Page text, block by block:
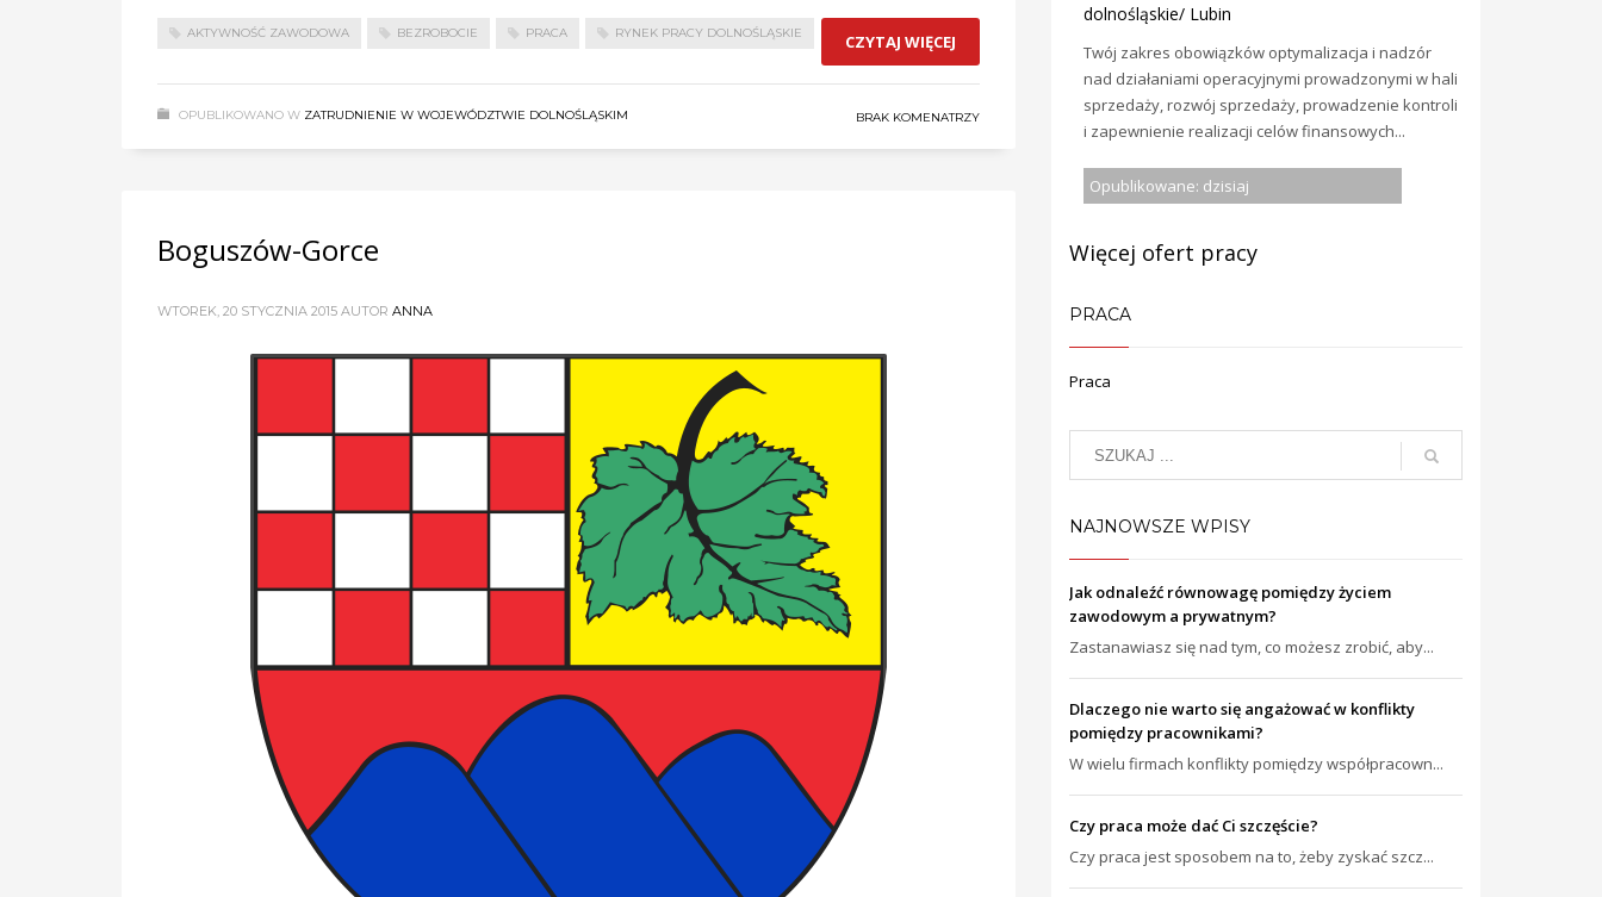
AKTYWNOŚĆ ZAWODOWA BEZROBOCIE PRACA RYNEK PRACY DOLNOŚLĄSKIE CZYTAJ WIĘCEJ
OPUBLIKOWANO W ZATRUDNIENIE W WOJEWÓDZTWIE DOLNOŚLĄSKIM BRAK KOMENATRZY
Boguszów-Gorce
WTOREK, 20 STYCZNIA 2015 AUTOR ANNA
dolnośląskie/ Lubin
Twój zakres obowiązków optymalizacja i nadzór
nad działaniami operacyjnymi prowadzonymi w hali
sprzedaży, rozwój sprzedaży, prowadzenie kontroli
i zapewnienie realizacji celów finansowych...
Opublikowane: dzisiaj
Więcej ofert pracy
PRACA
Praca
NAJNOWSZE WPISY
Jak odnaleźć równowagę pomiędzy życiem
zawodowym a prywatnym?
Zastanawiasz się nad tym, co możesz zrobić, aby...
Dlaczego nie warto się angażować w konflikty
pomiędzy pracownikami?
W wielu firmach konflikty pomiędzy współpracown...
Czy praca może dać Ci szczęście?
Czy praca jest sposobem na to, żeby zyskać szcz...